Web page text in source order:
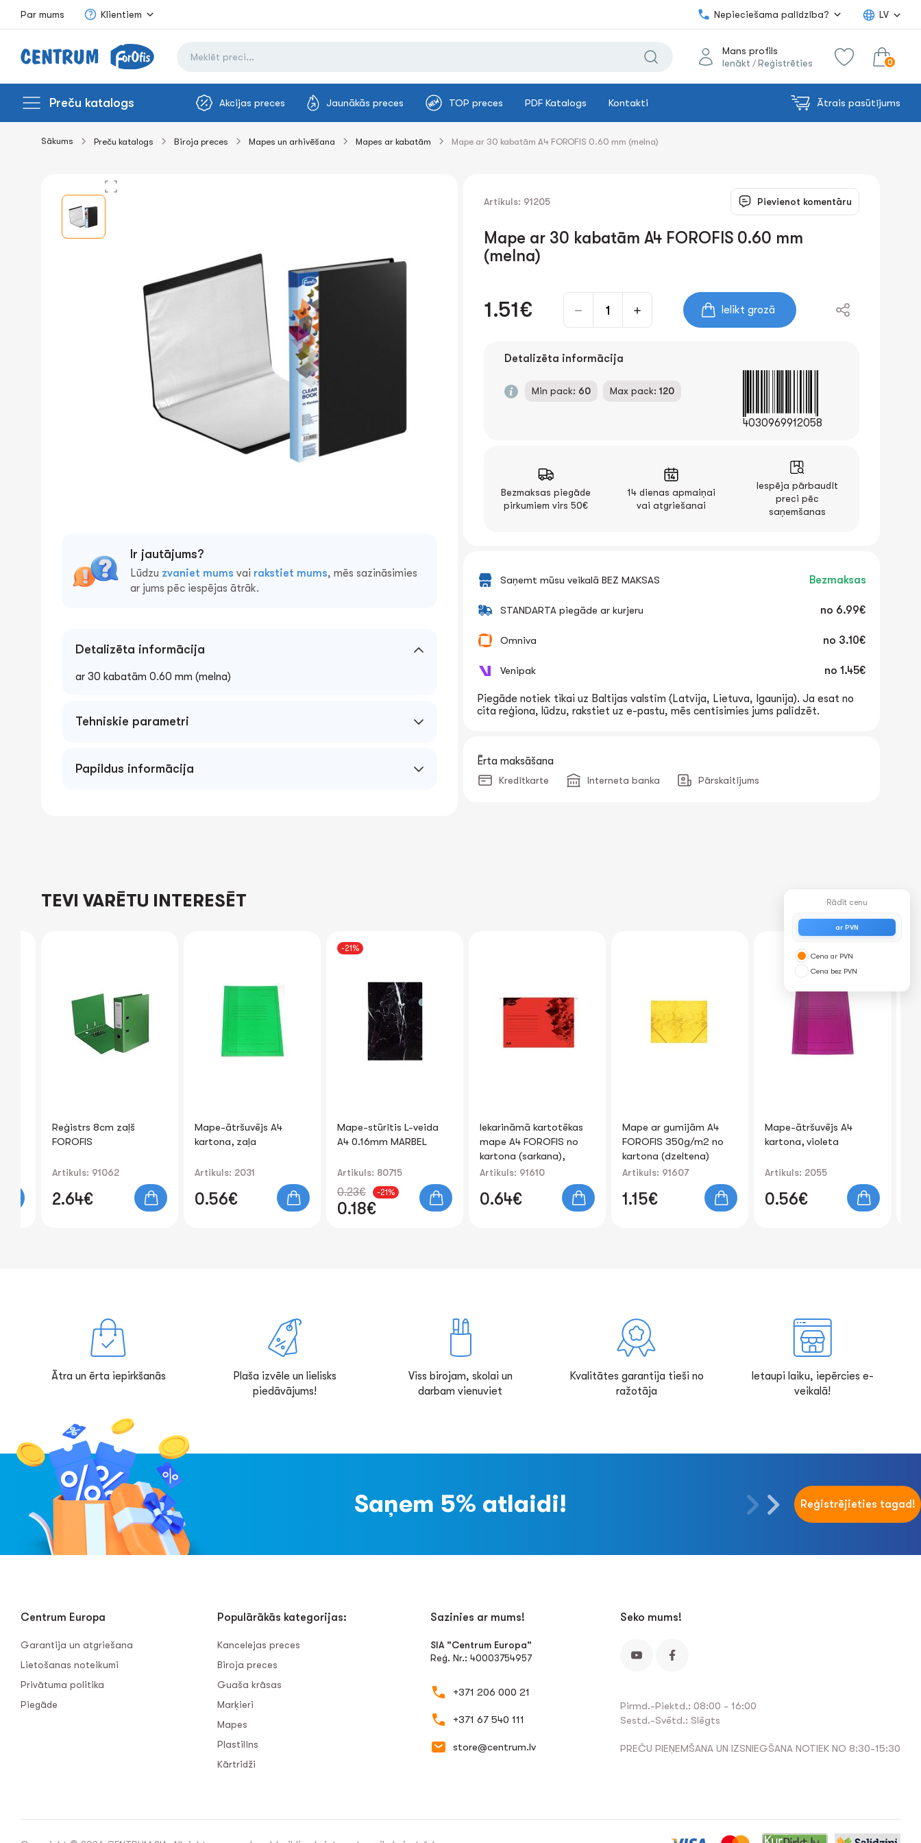
Par mums Klientiem Nepieciešama palīdzība? LV
Mans profils
Ienākt / Reģistrēties 0
Preču katalogs Akcijas preces Jaunākās preces TOP preces PDF Katalogs Kontakti Ātrais pasūtījums
Sākums Preču katalogs Biroja preces Mapes un arhivēšana Mapes ar kabatām Mape ar 30 kabatām A4 FOROFIS 0.60 mm (melna)
Ir jautājums?
Lūdzu zvaniet mums vai rakstiet mums, mēs sazināsimies
ar jums pēc iespējas ātrāk.
Detalizēta informācija
ar 30 kabatām 0.60 mm (melna)
Tehniskie parametri
Papildus informācija
Artikuls: 91205 Pievienot komentāru
Mape ar 30 kabatām A4 FOROFIS 0.60 mm
(melna)
1.51€ Ielikt grozā
Detalizēta informācija
Min pack: 60 Max pack: 120
4030969912058
Bezmaksas piegāde
pirkumiem virs 50€
14 dienas apmaiņai
vai atgriešanai
Iespēja pārbaudīt
preci pēc
saņemšanas
Saņemt mūsu veikalā BEZ MAKSAS Bezmaksas
STANDARTA piegāde ar kurjeru no 6.99€
Omniva no 3.10€
Venipak no 1.45€
Piegāde notiek tikai uz Baltijas valstīm (Latvija, Lietuva, Igaunija). Ja esat no
cita reģiona, lūdzu, rakstiet uz e-pastu, mēs centīsimies jums palīdzēt.
Ērta maksāšana
Kredītkarte Interneta banka Pārskaitījums
TEVI VARĒTU INTERESĒT
Reģistrs 8cm zaļš
FOROFIS
Artikuls: 91062
2.64€
Mape-ātršuvējs A4
kartona, zaļa
Artikuls: 2031
0.56€
-21%
Mape-stūrītis L-veida
A4 0.16mm MARBEL
Artikuls: 80715
0.23€ -21%
0.18€
Iekarināmā kartotēkas
mape A4 FOROFIS no
kartona (sarkana),
biezums 200g/m2
Artikuls: 91610
0.64€
Mape ar gumijām A4
FOROFIS 350g/m2 no
kartona (dzeltena)
Artikuls: 91607
1.15€
Mape-ātršuvējs A4
kartona, violeta
Artikuls: 2055
0.56€
Rādīt cenu
ar PVN
Cena ar PVN
Cena bez PVN
Ātra un ērta iepirkšanās
Plaša izvēle un lielisks
piedāvājums!
Viss birojam, skolai un
darbam vienuviet
Kvalitātes garantija tieši no
ražotāja
Ietaupi laiku, iepērcies e-
veikalā!
Saņem 5% atlaidi! Reģistrējieties tagad!
Centrum Europa
Garantija un atgriešana
Lietošanas noteikumi
Privātuma politika
Piegāde
Populārākās kategorijas:
Kancelejas preces
Biroja preces
Guaša krāsas
Marķieri
Mapes
Plastilīns
Kārtridži
Sazinies ar mums!
SIA "Centrum Europa"
Reģ. Nr.: 40003754957
+371 206 000 21
+371 67 540 111
store@centrum.lv
Seko mums!
Pirmd.-Piektd.: 08:00 - 16:00
Sestd.-Svētd.: Slēgts
PREČU PIEŅEMŠANA UN IZSNIEGŠANA NOTIEK NO 8:30-15:30